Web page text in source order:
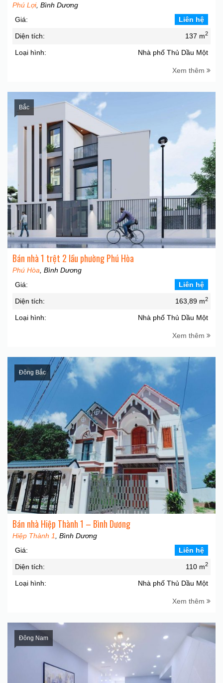
Phú Lợi, Bình Dương
Giá:
Liên hệ
Diện tích: 137 m2
Loại hình: Nhà phố Thủ Dầu Một
Xem thêm
Bắc
Bán nhà 1 trệt 2 lầu phường Phú Hòa
Phú Hòa , Bình Dương
Giá:
Liên hệ
Diện tích: 163,89 m2
Loại hình: Nhà phố Thủ Dầu Một
Xem thêm
Đông Bắc
Bán nhà Hiệp Thành 1 – Bình Dương
Hiệp Thành 1
, Bình Dương
Giá:
Liên hệ
Diện tích: 110 m2
Loại hình: Nhà phố Thủ Dầu Một
Xem thêm
Đông Nam